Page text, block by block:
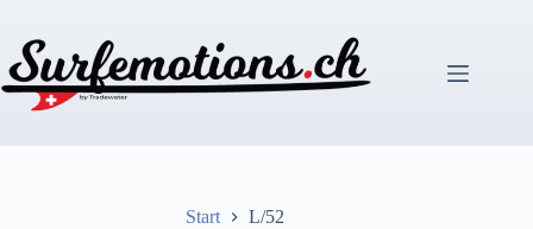
springen
Start L/52